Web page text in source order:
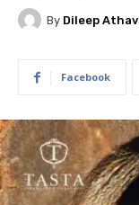
By Dileep
Facebook